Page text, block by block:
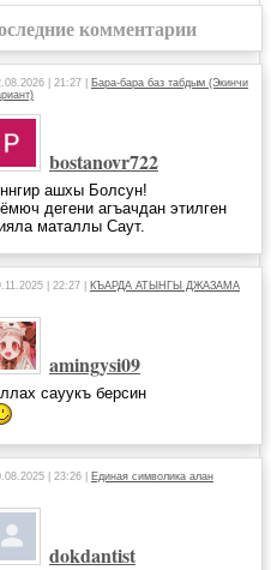
комментарии
| 21:27 |
Бара-бара баз табдым (Экинчи
bostanovr722
ашхы Болсун!
дегени агъачдан этилген
маталлы Саут.
| 22:27 | КЪАРДА АТЫНГЫ ДЖАЗАМА
amingysi09
сауукъ берсин
| 23:26 | Единая символика алан
dokdantist